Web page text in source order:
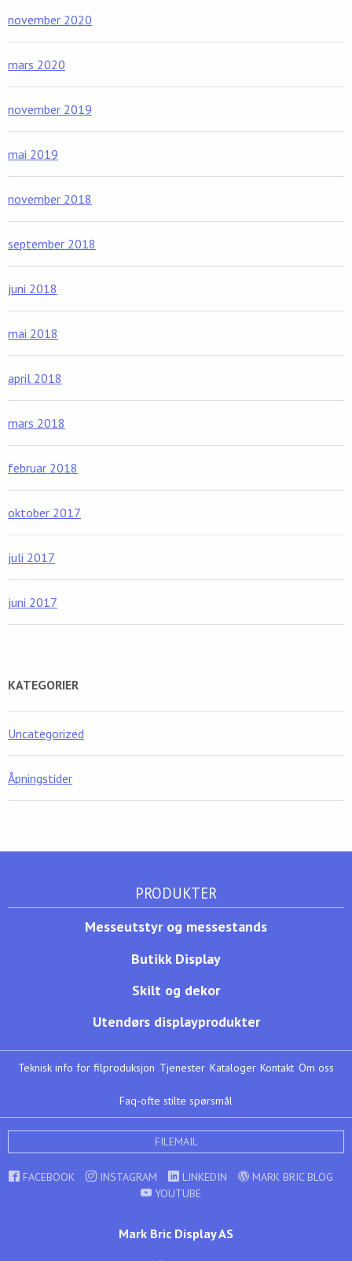
november 2020
mars 2020
november 2019
mai 2019
november 2018
september 2018
juni 2018
mai 2018
april 2018
mars 2018
februar 2018
oktober 2017
juli 2017
juni 2017
KATEGORIER
Uncategorized
Åpningstider
PRODUKTER
Messeutstyr og messestands
Butikk Display
Skilt og dekor
Utendørs displayprodukter
Teknisk info for filproduksjon Tjenester Kataloger Kontakt Om oss
Faq-ofte stilte spørsmål
FILEMAIL
FACEBOOK INSTAGRAM LINKEDIN
MARK BRIC BLOG
YOUTUBE
Mark Bric Display AS